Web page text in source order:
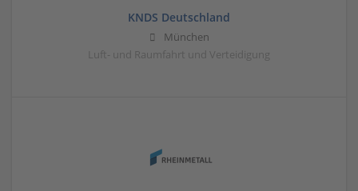
KNDS Deutschland
München
Luft- und Raumfahrt und Verteidigung